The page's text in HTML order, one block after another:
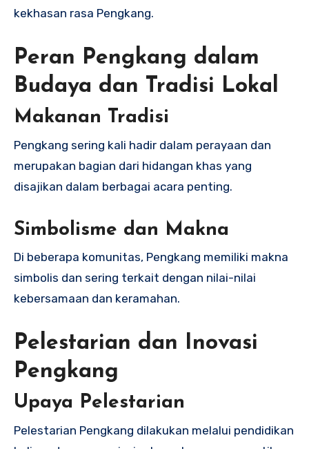
kekhasan rasa Pengkang.
Peran Pengkang dalam
Budaya dan Tradisi Lokal
Makanan Tradisi
Pengkang sering kali hadir dalam perayaan dan
merupakan bagian dari hidangan khas yang
disajikan dalam berbagai acara penting.
Simbolisme dan Makna
Di beberapa komunitas, Pengkang memiliki makna
simbolis dan sering terkait dengan nilai-nilai
kebersamaan dan keramahan.
Pelestarian dan Inovasi
Pengkang
Upaya Pelestarian
Pelestarian Pengkang dilakukan melalui pendidikan